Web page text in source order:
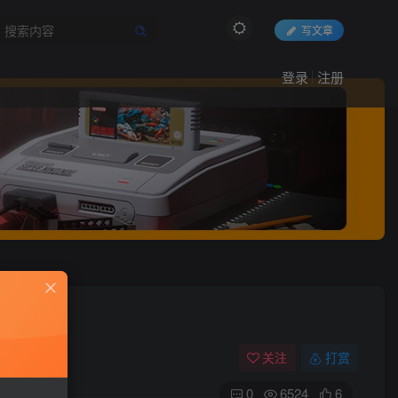
写文章
登录 注册
关注 打赏
0 6524 6